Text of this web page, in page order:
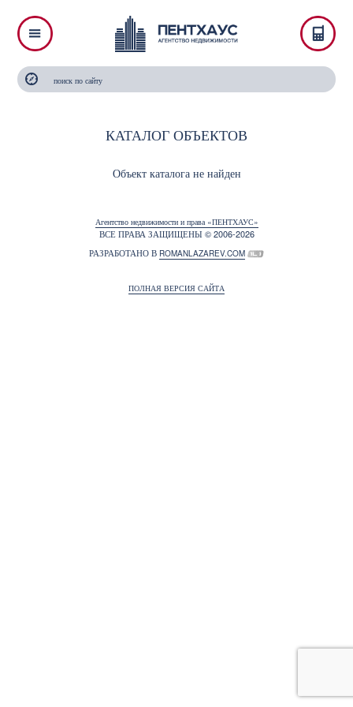
КАТАЛОГ ОБЪЕКТОВ
Объект каталога не найден
Агентство недвижимости и права «ПЕНТХАУС»
ВСЕ ПРАВА ЗАЩИЩЕНЫ © 2006-2026
РАЗРАБОТАНО В ROMANLAZAREV.COM
ПОЛНАЯ ВЕРСИЯ САЙТА